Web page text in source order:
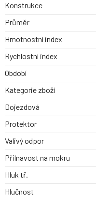
Konstrukce
Průměr
Hmotnostní index
Rychlostní index
Období
Kategorie zboží
Dojezdová
Protektor
Valivý odpor
Přilnavost na mokru
Hluk tř.
Hlučnost